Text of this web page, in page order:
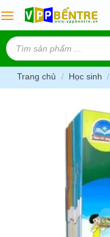
to
content
Tìm
kiếm
sản
phẩm
Trang chủ / Học sinh /